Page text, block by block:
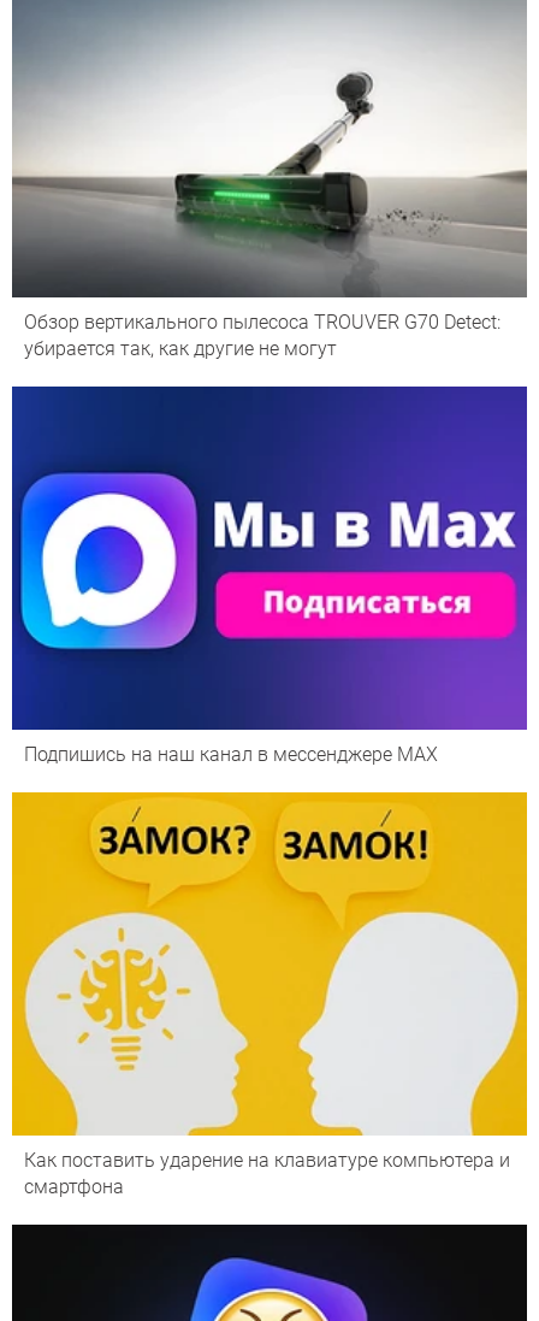
Обзор вертикального пылесоса TROUVER G70 Detect:
убирается так, как другие не могут
Подпишись на наш канал в мессенджере МАХ
Как поставить ударение на клавиатуре компьютера и
смартфона